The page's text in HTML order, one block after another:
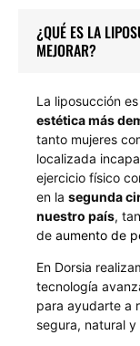
¿QUÉ ES LA
MEJORAR?
La liposucción
estética más
tanto mujeres
localizada
ejercicio físico
en la segunda
nuestro país,
de aumento de
En Dorsia
tecnología
para ayudarte a
segura, natural